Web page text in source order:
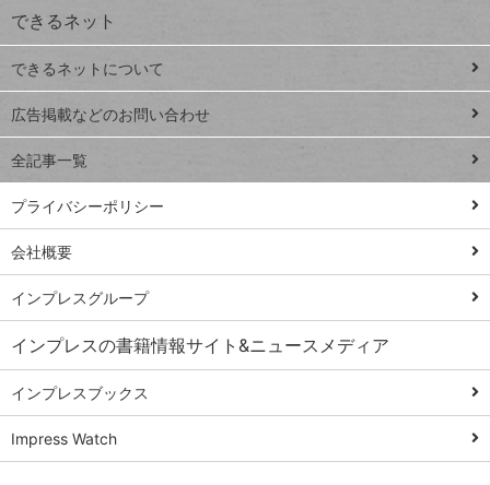
close
閉じ
る
連載
Excel Q&A
トイアンナ流仕
事術
PowerAutomate
ではじめる業務
の完全自動化
AI議事録作成術
Windows 11
Q&A
Teams踏み込み
活用術
Excel講師の仕事
術
できるネット
できるネットについて
広告掲載などのお問い合わせ
全記事一覧
プライバシーポリシー
会社概要
インプレスグループ
インプレスの書籍情報サイト&ニュースメディア
インプレスブックス
Impress Watch